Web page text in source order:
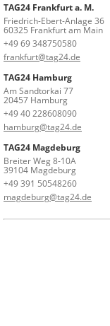
TAG24 Frankfurt a. M.
Friedrich-Ebert-Anlage 36
60325 Frankfurt am Main
+49 69 348750580
frankfurt@tag24.de
TAG24 Hamburg
Am Sandtorkai 77
20457 Hamburg
+49 40 228608090
hamburg@tag24.de
TAG24 Magdeburg
Breiter Weg 8-10A
39104 Magdeburg
+49 391 50548260
magdeburg@tag24.de